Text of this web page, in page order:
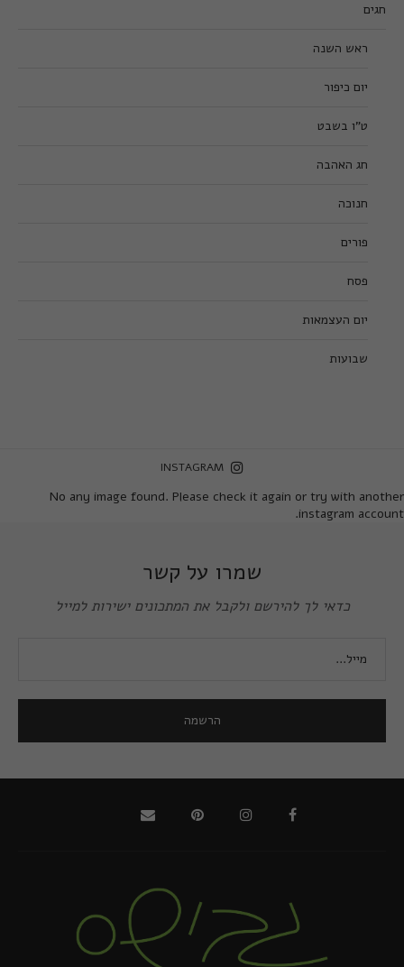
חגים
ראש השנה
יום כיפור
ט”ו בשבט
חג האהבה
חנוכה
פורים
פסח
יום העצמאות
שבועות
INSTAGRAM
No any image found. Please check it again or try with another
instagram account.
שמרו על קשר
כדאי לך להירשם ולקבל את המתכונים ישירות למייל